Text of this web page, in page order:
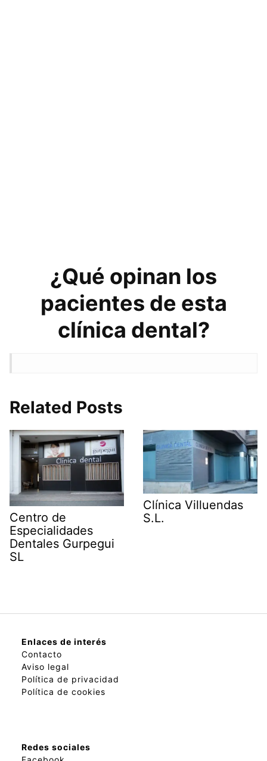
¿Qué opinan los
pacientes de esta
clínica dental?
Related Posts
Centro de
Especialidades
Dentales Gurpegui
SL
Clínica Villuendas
S.L.
Enlaces de interés
Contacto
Aviso legal
Política de privacidad
Política de cookies
Redes sociales